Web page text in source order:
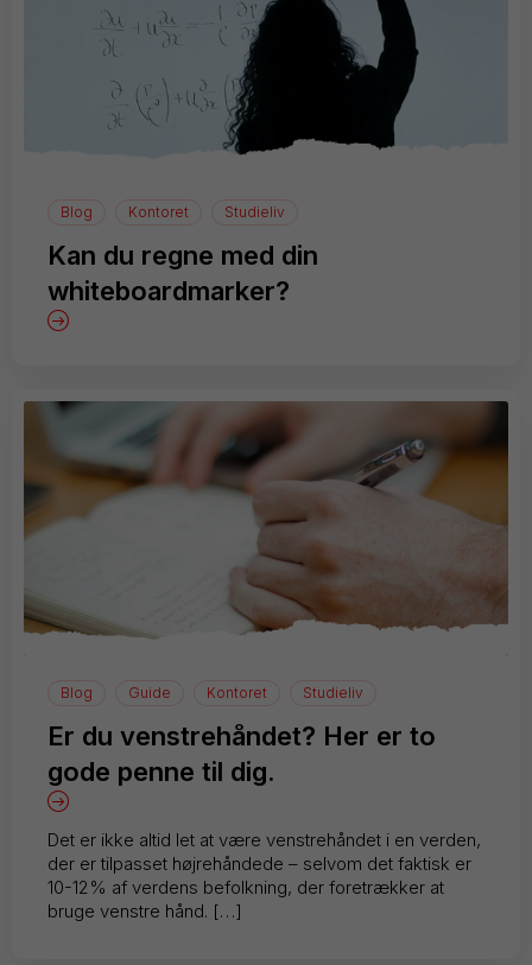
Blog Kontoret Studieliv
Kan du regne med din
whiteboardmarker?
Blog Guide Kontoret Studieliv
Er du venstrehåndet? Her er to
gode penne til dig.
Det er ikke altid let at være venstrehåndet i en verden,
der er tilpasset højrehåndede – selvom det faktisk er
10-12% af verdens befolkning, der foretrækker at
bruge venstre hånd. […]